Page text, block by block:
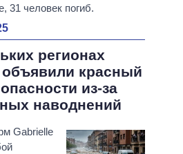
31 человек погиб.
регионах
красный
из-за
наводнений
Gabrielle